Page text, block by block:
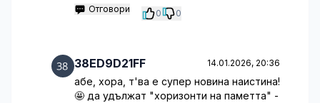
Отговори 0 0
38ED9D21FF 14.01.2026, 20:36
абе, хора, т'ва е супер новина наистина!
🤩 да удължат "хоризонти на паметта" -